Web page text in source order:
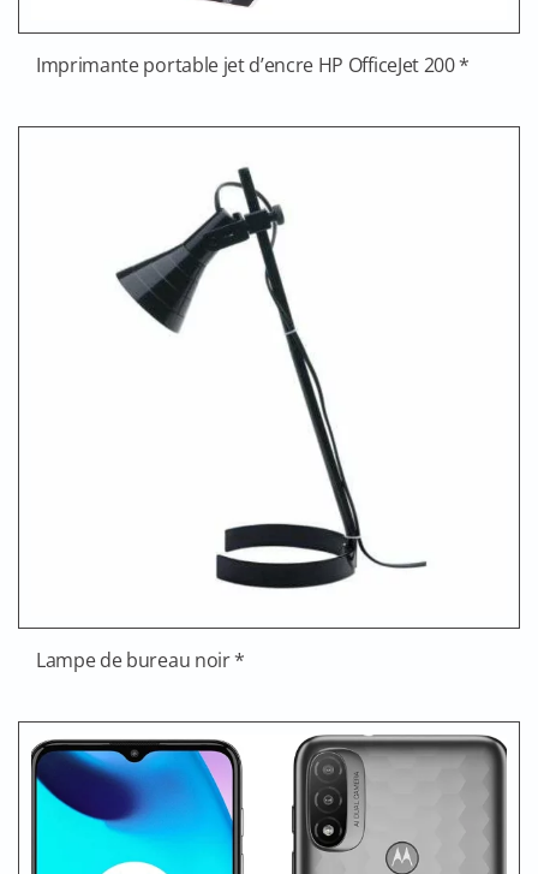
Imprimante portable jet d’encre HP OfficeJet 200 *
Lampe de bureau noir *